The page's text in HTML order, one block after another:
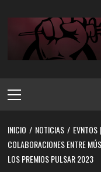
contenido
principal
INICIO NOTICIAS
EVNTOS
COLABORACIONES ENTRE
LOS PREMIOS PULSAR 2023